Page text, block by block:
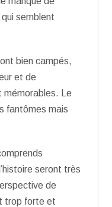
semblent
bien campés,
et de
mémorables. Le
fantômes mais
seront très
de
trop forte et